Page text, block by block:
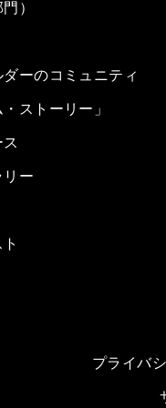
）
ーのコミュニティ
ストーリー」
リー
プライバ